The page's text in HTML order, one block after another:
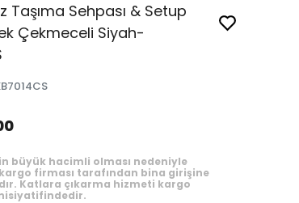
Taşıma Sehpası & Setup
Çekmeceli Siyah-
büyük hacimli olması nedeniyle
firması tarafından bina girişine
Katlara çıkarma hizmeti kargo